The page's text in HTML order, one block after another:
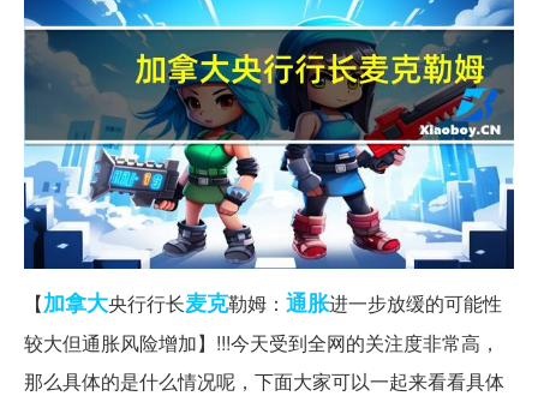
【加拿大央行行长麦克勒姆： 通胀进一步放缓的可能性
较大但通胀风险增加】!!!今天受到全网的关注度非常高，
那么具体的是什么情况呢，下面大家可以一起来看看具体